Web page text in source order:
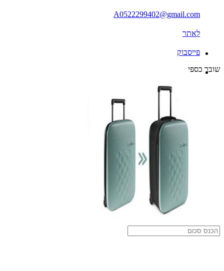
A0522299402@gmail.com
לאתר
פייסבוק
שובר כספי